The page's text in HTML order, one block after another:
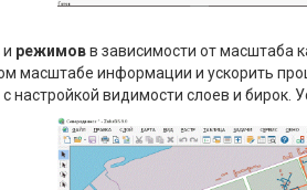
и режимовв зависимости от масштаба
масштабе информации и ускорить
настройкой видимости слоев и бирок.